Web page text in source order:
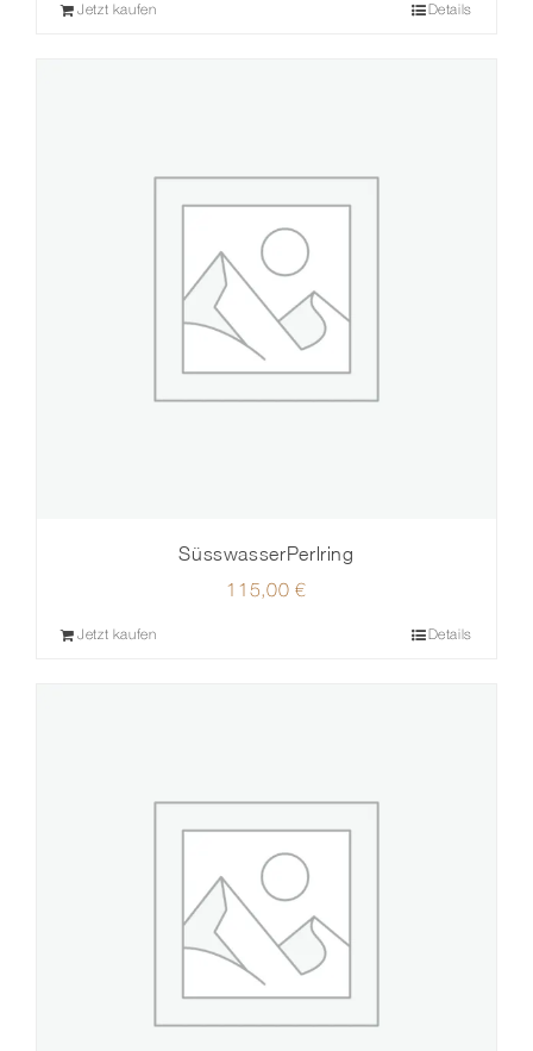
Jetzt kaufen Details
SüsswasserPerlring
115,00 €
Jetzt kaufen Details